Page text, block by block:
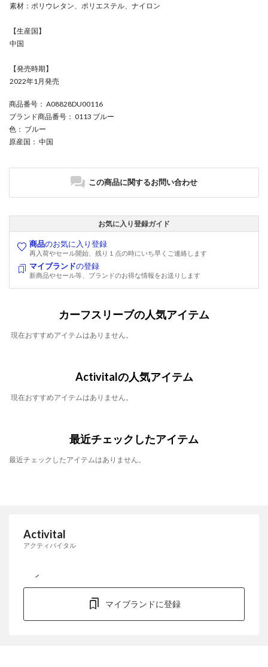
素材：ポリウレタン、ポリエステル、ナイロン
【生産国】
中国
【発売時期】
2022年1月発売
商品番号 ： A08828DU00116
ブランド商品番号 ： 0113 ブルー
色 ： ブルー
原産国 ： 中国
この商品に関するお問い合わせ
お気に入り登録ガイド
商品のお気に入り登録
再入荷やセール開始、残り１点の時にいち早くご連絡します
マイブランドの登録
新商品やセール等、ブランドのお得な情報をお送りします
カーフスリーブの人気アイテム
現在おすすめアイテムはありません。
Activitalの人気アイテム
現在おすすめアイテムはありません。
最近チェックしたアイテム
最近チェックしたアイテムはありません。
Activital
アクティバイタル
マイブランドに登録